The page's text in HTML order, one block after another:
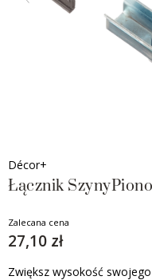
Décor+
Łącznik
Zalecana cena
27,10 zł
Zwiększ wysokość